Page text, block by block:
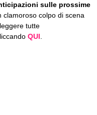
sulle prossime
clamoroso colpo di scena
tutte
QUI